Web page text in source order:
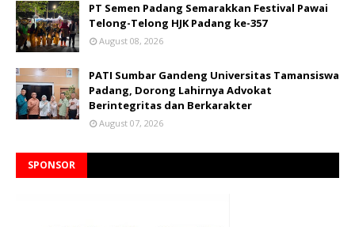
PT Semen Padang Semarakkan Festival Pawai
Telong-Telong HJK Padang ke-357
August 08, 2026
PATI Sumbar Gandeng Universitas Tamansiswa
Padang, Dorong Lahirnya Advokat
Berintegritas dan Berkarakter
August 07, 2026
SPONSOR